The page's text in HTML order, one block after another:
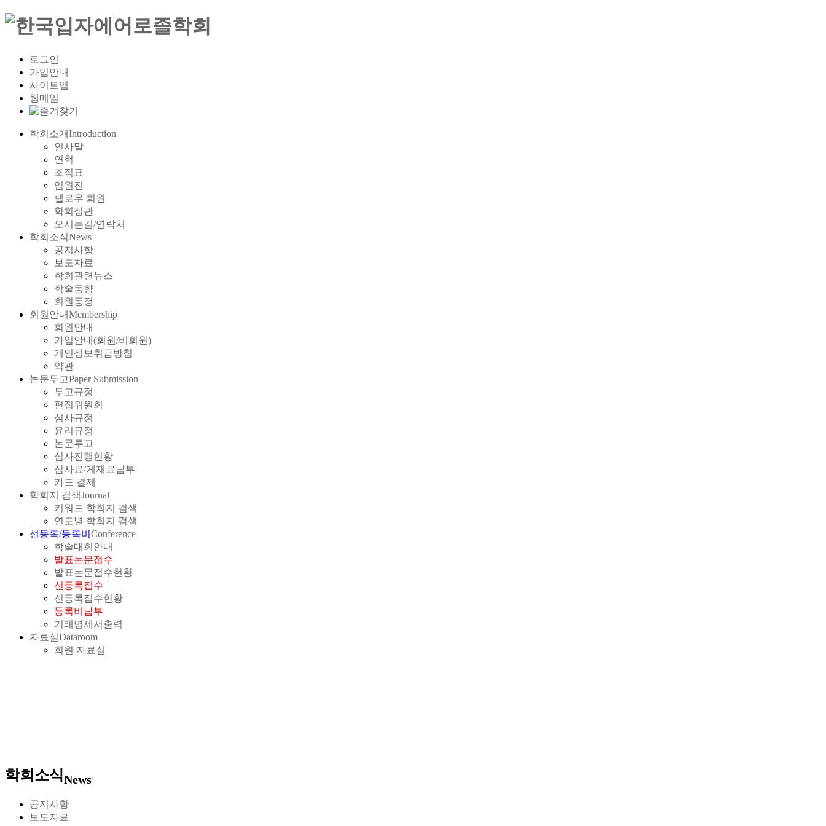
로그인
가입안내
사이트맵
웹메일
학회소개Introduction
인사말
연혁
조직표
임원진
펠로우 회원
학회정관
오시는길/연락처
학회소식News
공지사항
보도자료
학회관련뉴스
학술동향
회원동정
회원안내Membership
회원안내
가입안내(회원/비회원)
개인정보취급방침
약관
논문투고Paper Submission
투고규정
편집위원회
심사규정
윤리규정
논문투고
심사진행현황
심사료/게재료납부
카드 결제
학회지 검색Journal
키워드 학회지 검색
연도별 학회지 검색
선등록/등록비 Conference
학술대회안내
발표논문접수
발표논문접수현황
선등록접수
선등록접수현황
등록비납부
거래명세서출력
자료실Dataroom
회원 자료실
학회소식News
공지사항
보도자료